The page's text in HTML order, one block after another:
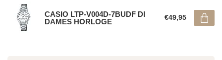
CASIO LTP-V004D-7BUDF DI
DAMES HORLOGE
€49,95